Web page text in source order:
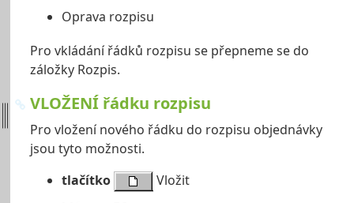
Oprava rozpisu
Pro vkládání řádků rozpisu se přepneme se do
záložky Rozpis.
VLOŽENÍ řádku rozpisu
Pro vložení nového řádku do rozpisu objednávky
jsou tyto možnosti.
tlačítko
Vložit